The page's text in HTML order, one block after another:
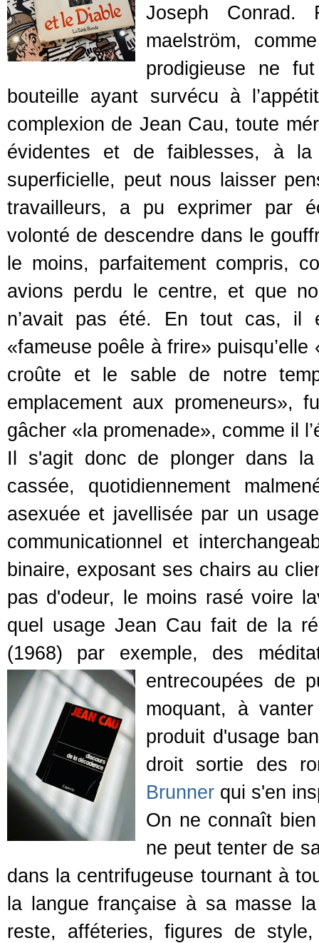
Joseph Conrad.
maelström,
prodigieuse ne
bouteille ayant survécu à
complexion de Jean Cau, toute
évidentes et de faiblesses, à
superficielle, peut nous laisser
travailleurs, a pu exprimer par
volonté de descendre dans le
le moins, parfaitement compris,
avions perdu le centre, et que
n’avait pas été. En tout cas, il
«fameuse poêle à frire»
croûte et le sable de notre
emplacement aux promeneurs»,
gâcher «la promenade», comme il
Il s'agit donc de plonger dans la
cassée, quotidiennement
asexuée et javellisée par un
communicationnel et
binaire, exposant ses chairs au
pas d'odeur, le moins rasé voire
quel usage Jean Cau fait de la
(1968) par exemple, des
entrecoupées de
moquant, à
produit d'usage
droit sortie des
Brunner qui s'en
On ne connaît
ne peut tenter de
dans la centrifugeuse tournant à
la langue française à sa masse
reste, afféteries, figures de